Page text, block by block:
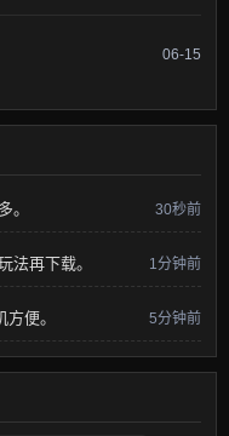
06-15
。 30秒前
法再下载。 1分钟前
便。 5分钟前